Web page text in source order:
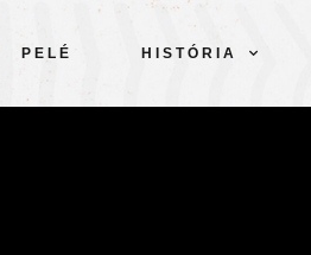
PELÉ HISTÓRIA
CLUBE